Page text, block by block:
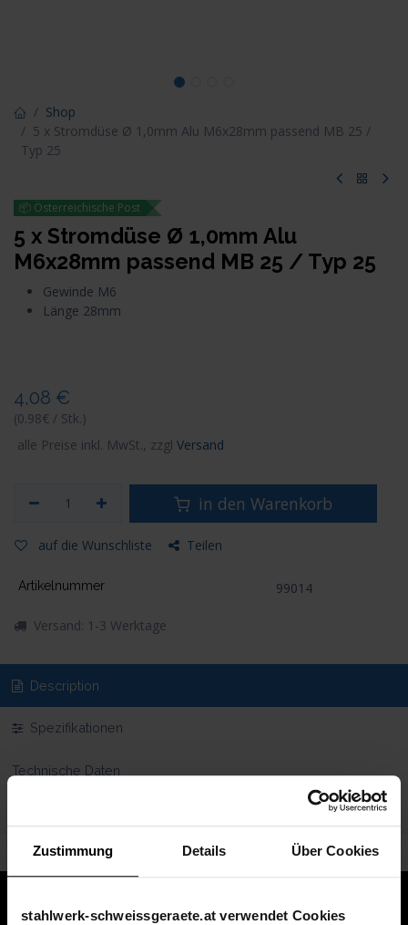
Zustimmung Details Über Cookies
stahlwerk-schweissgeraete.at verwendet Cookies
Shop
5 x Stromdüse Ø 1,0mm Alu M6x28mm passend MB 25 /
Typ 25
📦 Österreichische Post
5 x Stromdüse Ø 1,0mm Alu
M6x28mm passend MB 25 / Typ 25
Gewinde M6
Länge 28mm
4,08 €
(0.98€ / Stk.)
alle Preise inkl. MwSt., zzgl Versand
in den Warenkorb
auf die Wunschliste Teilen
Artikelnummer 99014
Versand: 1-3 Werktage
Description
Spezifikationen
Technische Daten